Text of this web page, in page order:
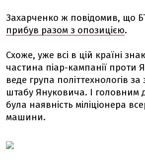
Захарченко ж повідомив, що
прибув разом з опозицією.
Схоже, уже всі в цій країні
частина піар-кампанії проти
веде група політтехнологів
штабу Януковича. І головним
була наявність міліціонера
машини.